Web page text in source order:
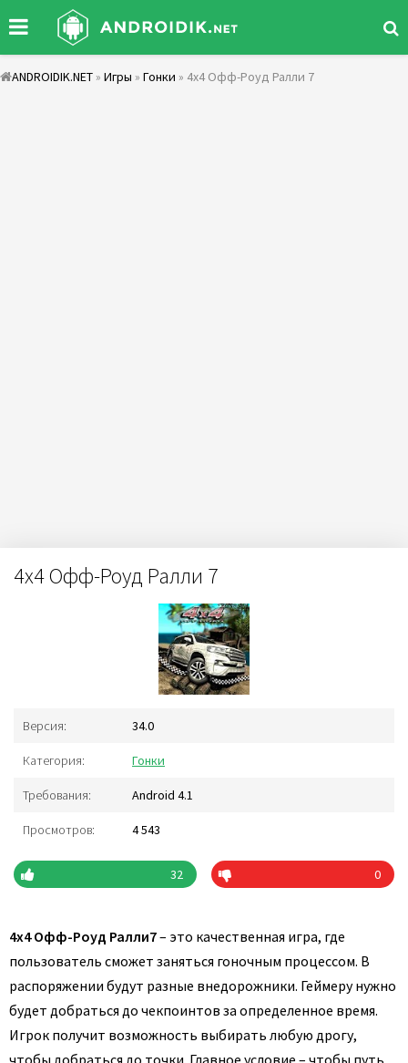
ANDROIDIK.NET » Игры » Гонки » 4x4 Офф-Роуд Ралли 7
4x4 Офф-Роуд Ралли 7
Версия: 34.0
Категория: Гонки
Требования: Android 4.1
Просмотров: 4 543
32 0
4х4 Офф-Роуд Ралли7– это качественная игра, где
пользователь сможет заняться гоночным процессом. В
распоряжении будут разные внедорожники. Геймеру нужно
будет добраться до чекпоинтов за определенное время.
Игрок получит возможность выбирать любую дрогу,
чтобы добраться до точки. Главное условие – чтобы путь